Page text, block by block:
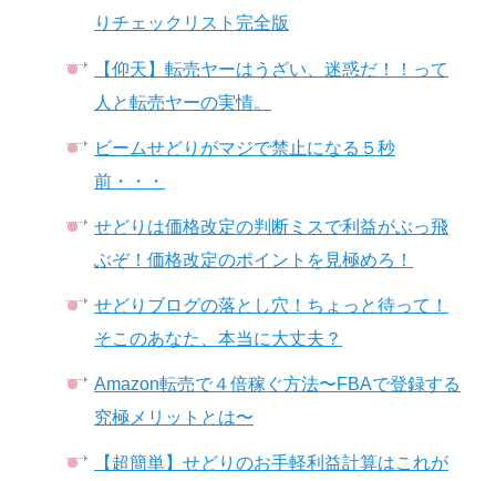
りチェックリスト完全版
【仰天】転売ヤーはうざい、迷惑だ！！って
人と転売ヤーの実情。
ビームせどりがマジで禁止になる５秒
前・・・
せどりは価格改定の判断ミスで利益がぶっ飛
ぶぞ！価格改定のポイントを見極めろ！
せどりブログの落とし穴！ちょっと待って！
そこのあなた、本当に大丈夫？
Amazon転売で４倍稼ぐ方法〜FBAで登録する
究極メリットとは〜
【超簡単】せどりのお手軽利益計算はこれが